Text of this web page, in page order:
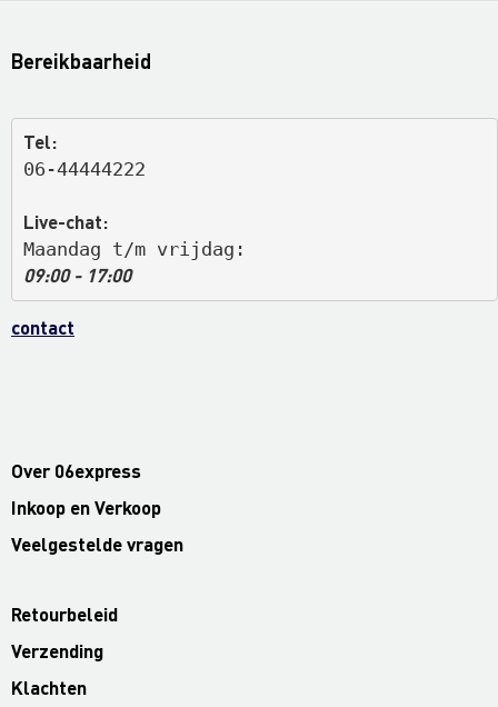
Bereikbaarheid
Tel:
06-44444222
Live-chat:
Maandag t/m vrijdag:
09:00 - 17:00
contact
Over 06express
Inkoop en Verkoop
Veelgestelde vragen
Retourbeleid
Verzending
Klachten